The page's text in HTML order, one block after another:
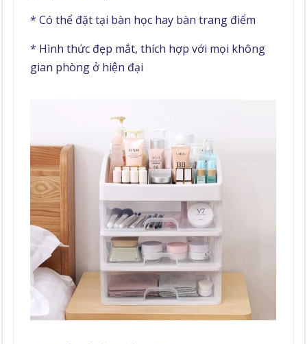
* Có thể đặt tại bàn học hay bàn trang điểm
* Hình thức đẹp mắt, thích hợp với mọi không
gian phòng ở hiện đại